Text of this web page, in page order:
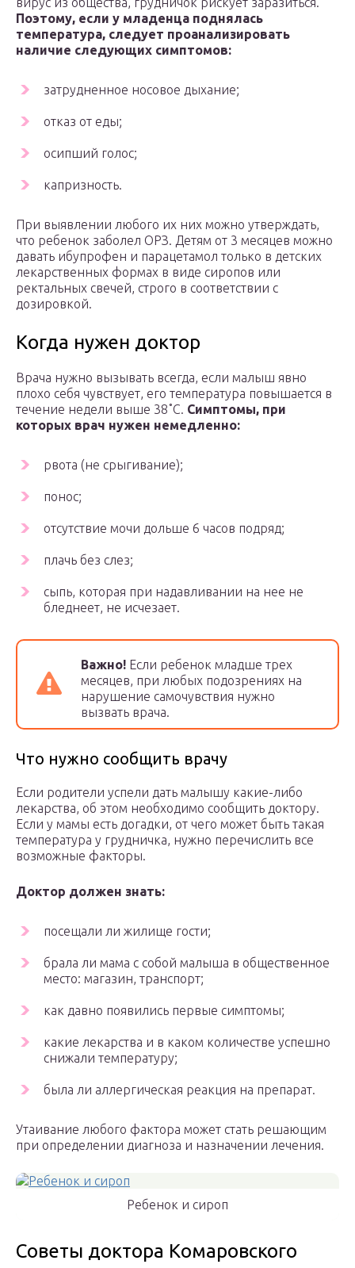
Поэтому, если у младенца поднялась
температура, следует проанализировать
наличие следующих симптомов:
затрудненное носовое дыхание;
отказ от еды;
осипший голос;
капризность.
При выявлении любого их них можно утверждать,
что ребенок заболел ОРЗ. Детям от 3 месяцев можно
давать ибупрофен и парацетамол только в детских
лекарственных формах в виде сиропов или
ректальных свечей, строго в соответствии с
дозировкой.
Когда нужен доктор
Врача нужно вызывать всегда, если малыш явно
плохо себя чувствует, его температура повышается в
течение недели выше 38˚C. Симптомы, при
которых врач нужен немедленно:
рвота (не срыгивание);
понос;
отсутствие мочи дольше 6 часов подряд;
плачь без слез;
сыпь, которая при надавливании на нее не
бледнеет, не исчезает.
Важно! Если ребенок младше трех
месяцев, при любых подозрениях на
нарушение самочувствия нужно
вызвать врача.
Что нужно сообщить врачу
Если родители успели дать малышу какие-либо
лекарства, об этом необходимо сообщить доктору.
Если у мамы есть догадки, от чего может быть такая
температура у грудничка, нужно перечислить все
возможные факторы.
Доктор должен знать:
посещали ли жилище гости;
брала ли мама с собой малыша в общественное
место: магазин, транспорт;
как давно появились первые симптомы;
какие лекарства и в каком количестве успешно
снижали температуру;
была ли аллергическая реакция на препарат.
Утаивание любого фактора может стать решающим
при определении диагноза и назначении лечения.
Ребенок и сироп
Советы доктора Комаровского